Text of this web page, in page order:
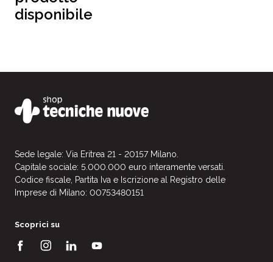
disponibile
Sede legale: Via Eritrea 21 - 20157 Milano.
Capitale sociale: 5.000.000 euro interamente versati.
Codice fiscale, Partita Iva e Iscrizione al Registro delle
Imprese di Milano: 00753480151
Scoprici su